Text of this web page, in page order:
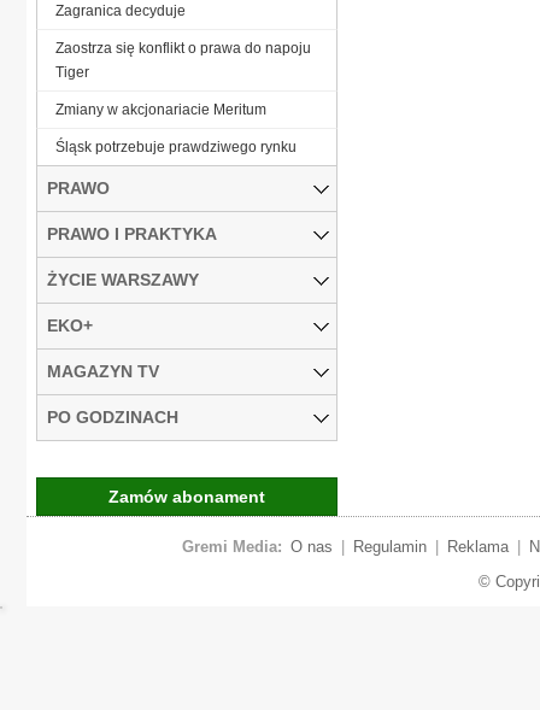
Zagranica decyduje
Zaostrza się konflikt o prawa do napoju
Tiger
Zmiany w akcjonariacie Meritum
Śląsk potrzebuje prawdziwego rynku
PRAWO
PRAWO I PRAKTYKA
ŻYCIE WARSZAWY
EKO+
MAGAZYN TV
PO GODZINACH
Zamów abonament
Gremi Media: O nas Regulamin Reklama
©